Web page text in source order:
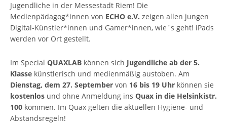
Jugendliche in der Messestadt Riem! Die
Medienpädagog*innen von ECHO e.V. zeigen allen jungen
Digital-Künstler*innen und Gamer*innen, wie´s geht! iPads
werden vor Ort gestellt.
Im Special QUAXLAB können sich Jugendliche ab der 5.
Klasse künstlerisch und medienmäßig austoben. Am
Dienstag, dem 27. September von 16 bis 19 Uhr können sie
kostenlos und ohne Anmeldung ins Quax in die Helsinkistr.
100 kommen. Im Quax gelten die aktuellen Hygiene- und
Abstandsregeln!